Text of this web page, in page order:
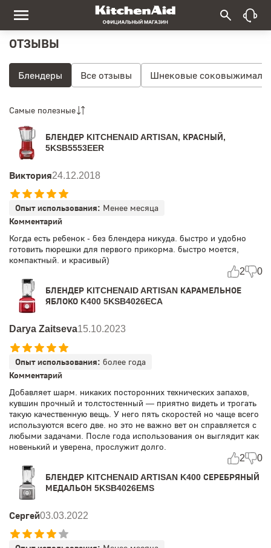
ОТЗЫВЫ
Все отзывы Шнековые
Блендеры
Самые полезные
БЛЕНДЕР KITCHENAID ARTISAN, КРАСНЫЙ,
5KSB5553EER
Виктория24.12.2018
Опыт использования: Менее месяца
Комментарий
Когда есть ребенок - без блендера никуда. быстро и удобно
готовить пюрешки для первого прикорма. быстро моется,
компактный. и красивый)
2 0
БЛЕНДЕР KITCHENAID ARTISAN КАРАМЕЛЬНОЕ
ЯБЛОКО K400 5KSB4026ECA
Darya Zaitseva15.10.2023
Опыт использования: более года
Комментарий
Добавляет шарм. никаких посторонних технических запахов,
кувшин прочный и толстостенный — приятно видеть и трогать
такую качественную вещь. У него пять скоростей но чаще всего
используются всего две. но это не важно вет он справляется с
любыми задачами. После года использования он выглядит как
новенький и уверена, прослужит долго.
2 0
БЛЕНДЕР KITCHENAID ARTISAN K400 СЕРЕБРЯНЫЙ
МЕДАЛЬОН 5KSB4026EMS
Сергей03.03.2022